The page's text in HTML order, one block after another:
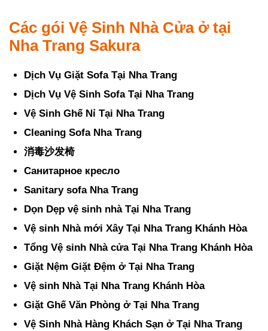
Các gói Vệ Sinh Nhà Cửa ở tại
Nha Trang Sakura
Dịch Vụ Giặt Sofa Tại Nha Trang
Dịch Vụ Vệ Sinh Sofa Tại Nha Trang
Vệ Sinh Ghế Nỉ Tại Nha Trang
Cleaning Sofa Nha Trang
消毒沙发椅
Санитарное кресло
Sanitary sofa Nha Trang
Dọn Dẹp vệ sinh nhà Tại Nha Trang
Vệ sinh Nhà mới Xây Tại Nha Trang Khánh Hòa
Tổng Vệ sinh Nhà cửa Tại Nha Trang Khánh Hòa
Giặt Nệm Giặt Đệm ở Tại Nha Trang
Vệ sinh Nhà Tại Nha Trang Khánh Hòa
Giặt Ghế Văn Phòng ở Tại Nha Trang
Vệ Sinh Nhà Hàng Khách Sạn ở Tại Nha Trang